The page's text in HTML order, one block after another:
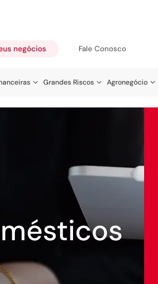
negócios
Grandes Riscos Agronegócio
Fale Conosco